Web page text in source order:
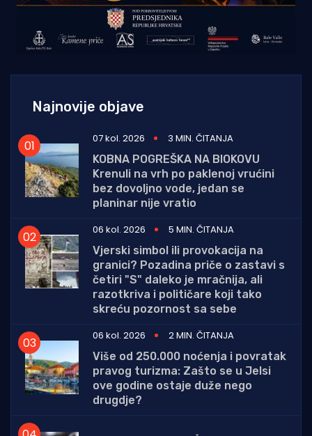
Najnovije objave
07 kol. 2026
3 MIN. ČITANJA
KOBNA POGREŠKA NA BIOKOVU
Krenuli na vrh po paklenoj vrućini
bez dovoljno vode, jedan se
planinar nije vratio
06 kol. 2026
5 MIN. ČITANJA
Vjerski simbol ili provokacija na
granici? Pozadina priče o zastavi s
četiri "S" daleko je mračnija, ali
razotkriva i političare koji tako
skreću pozornost sa sebe
06 kol. 2026
2 MIN. ČITANJA
Više od 250.000 noćenja i povratak
pravog turizma: Zašto se u Jelsi
ove godine ostaje duže nego
drugdje?